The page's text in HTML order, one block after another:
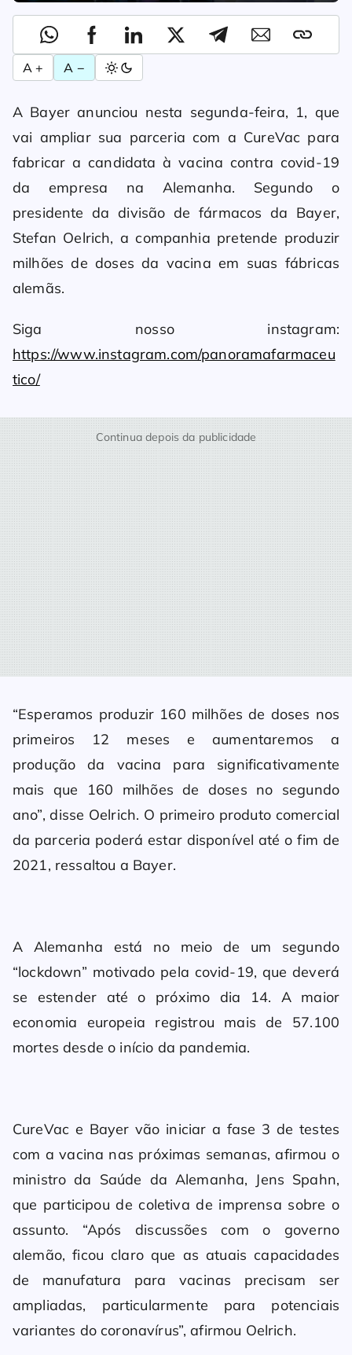
A + A −
A Bayer anunciou nesta segunda-feira, 1, que
vai ampliar sua parceria com a CureVac para
fabricar a candidata à vacina contra covid-19
da empresa na Alemanha. Segundo o
presidente da divisão de fármacos da Bayer,
Stefan Oelrich, a companhia pretende produzir
milhões de doses da vacina em suas fábricas
alemãs.
Siga nosso instagram:
https://www.instagram.com/panoramafarmaceu
tico/
Continua depois da publicidade
“Esperamos produzir 160 milhões de doses nos
primeiros 12 meses e aumentaremos a
produção da vacina para significativamente
mais que 160 milhões de doses no segundo
ano”, disse Oelrich. O primeiro produto comercial
da parceria poderá estar disponível até o fim de
2021, ressaltou a Bayer.
A Alemanha está no meio de um segundo
“lockdown” motivado pela covid-19, que deverá
se estender até o próximo dia 14. A maior
economia europeia registrou mais de 57.100
mortes desde o início da pandemia.
CureVac e Bayer vão iniciar a fase 3 de testes
com a vacina nas próximas semanas, afirmou o
ministro da Saúde da Alemanha, Jens Spahn,
que participou de coletiva de imprensa sobre o
assunto. “Após discussões com o governo
alemão, ficou claro que as atuais capacidades
de manufatura para vacinas precisam ser
ampliadas, particularmente para potenciais
variantes do coronavírus”, afirmou Oelrich.